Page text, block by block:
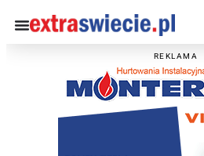
REKLAMA